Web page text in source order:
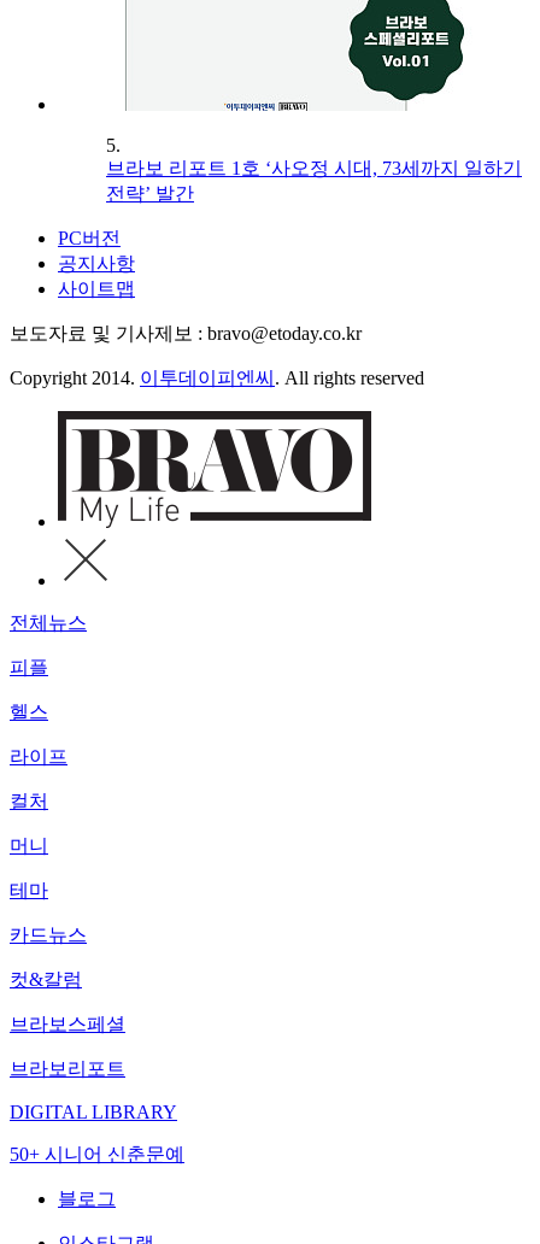
5.
브라보 리포트 1호 ‘사오정 시대, 73세까지 일하기
전략’ 발간
PC버전
공지사항
사이트맵
보도자료 및 기사제보 : bravo@etoday.co.kr
Copyright 2014. 이투데이피엔씨 . All rights reserved
전체뉴스
피플
헬스
라이프
컬처
머니
테마
카드뉴스
컷&칼럼
브라보스페셜
브라보리포트
DIGITAL LIBRARY
50+ 시니어 신춘문예
블로그